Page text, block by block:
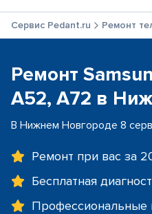
Сервис Pedant.ru Ремонт
Ремонт
A52, A72 в
В Нижнем Новгороде 8
Ремонт при вас за
Бесплатная
Профессиональные